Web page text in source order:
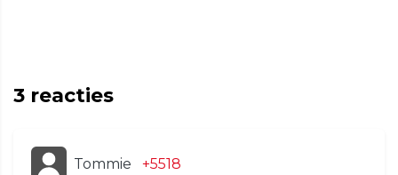
3 reacties
Tommie +5518